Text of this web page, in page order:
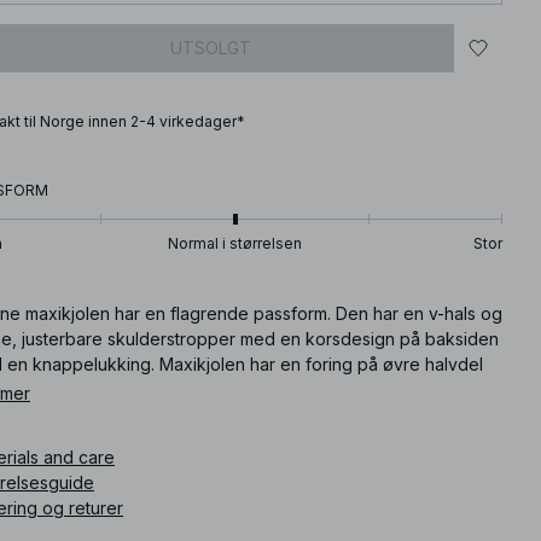
UTSOLGT
til Norge innen 2-4 virkedager*
Normal i størrelsen Stor
maxikjolen har en flagrende passform. Den har en v-hals og
justerbare skulderstropper med en korsdesign på baksiden
en knappelukking. Maxikjolen har en foring på øvre halvdel
skjult lukking med glidelås i siden. Denne maxikjolen finnes i
:
and care
og returer